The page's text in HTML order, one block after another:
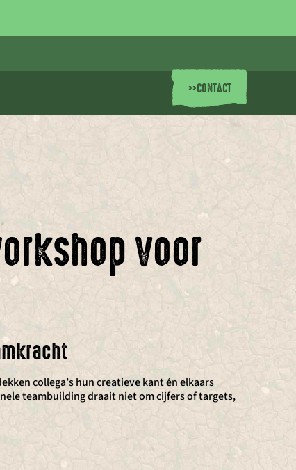
>>CONTACT
voor
collega’s hun creatieve kant én elkaars
teambuilding draait niet om cijfers of targets,